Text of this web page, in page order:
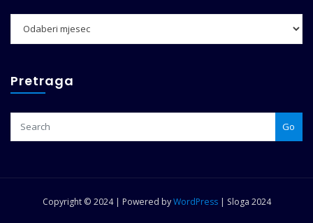
Pretraga
Go
Copyright © 2024 | Powered byWordPress | Sloga 2024